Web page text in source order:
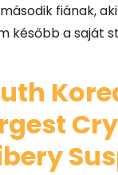
fiának,
később a saját